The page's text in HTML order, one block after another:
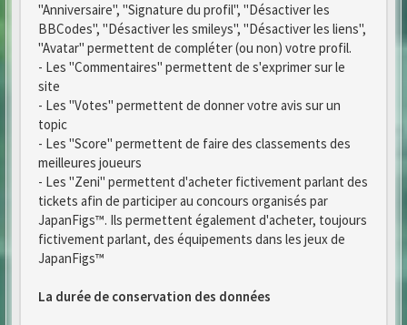
"Anniversaire", "Signature du profil", "Désactiver les
BBCodes", "Désactiver les smileys", "Désactiver les liens",
"Avatar" permettent de compléter (ou non) votre profil.
- Les "Commentaires" permettent de s'exprimer sur le
site
- Les "Votes" permettent de donner votre avis sur un
topic
- Les "Score" permettent de faire des classements des
meilleures joueurs
- Les "Zeni" permettent d'acheter fictivement parlant des
tickets afin de participer au concours organisés par
JapanFigs™. Ils permettent également d'acheter, toujours
fictivement parlant, des équipements dans les jeux de
JapanFigs™
La durée de conservation des données